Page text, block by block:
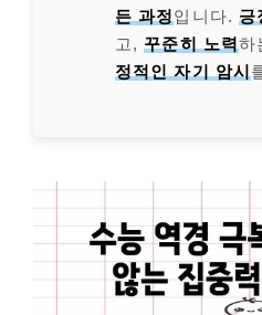
든 과정입니다. 긍
고, 꾸준히 노력하
정적인 자기 암시